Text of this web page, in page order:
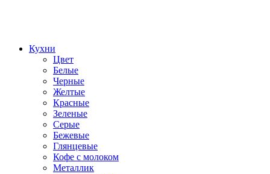
Кухни
Цвет
Белые
Черные
Желтые
Красные
Зеленые
Серые
Бежевые
Глянцевые
Кофе с молоком
Металлик